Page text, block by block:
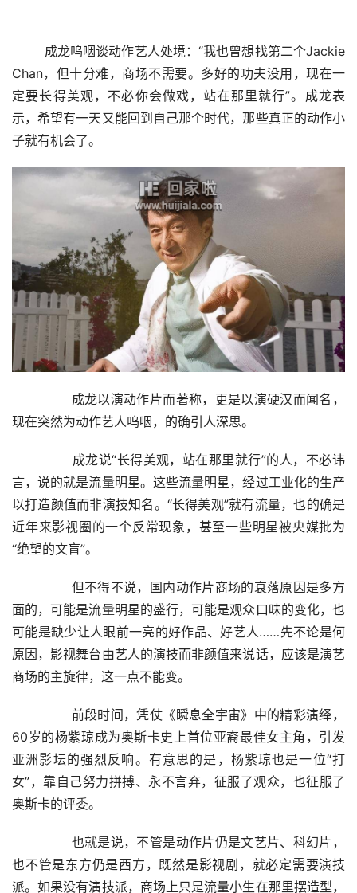
Chan，但十分难，商场不需要。多好的功夫没用，现在一
定要长得美观，不必你会做戏，站在那里就行”。成龙表
示，希望有一天又能回到自己那个时代，那些真正的动作小
子就有机会了。
现在突然为动作艺人呜咽，的确引人深思。
言，说的就是流量明星。这些流量明星，经过工业化的生产
以打造颜值而非演技知名。“长得美观”就有流量，也的确是
近年来影视圈的一个反常现象，甚至一些明星被央媒批为
“绝望的文盲”。
面的，可能是流量明星的盛行，可能是观众口味的变化，也
可能是缺少让人眼前一亮的好作品、好艺人……先不论是何
原因，影视舞台由艺人的演技而非颜值来说话，应该是演艺
商场的主旋律，这一点不能变。
60岁的杨紫琼成为奥斯卡史上首位亚裔最佳女主角，引发
亚洲影坛的强烈反响。有意思的是，杨紫琼也是一位“打
女”，靠自己努力拼搏、永不言弃，征服了观众，也征服了
奥斯卡的评委。
也不管是东方仍是西方，既然是影视剧，就必定需要演技
派。如果没有演技派，商场上只是流量小生在那里摆造型，